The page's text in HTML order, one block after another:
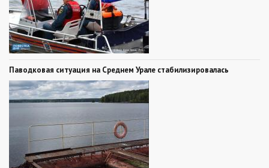
Паводковая ситуация на Среднем Урале стабилизировалась